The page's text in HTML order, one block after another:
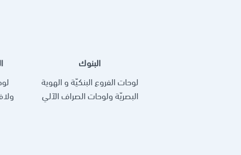
البنوك
لوحات الفروع البنكيّة و الهوية
البصريّة ولوحات الصراف الآلي